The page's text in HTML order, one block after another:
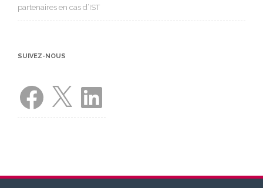
partenaires en cas d’IST
SUIVEZ-NOUS
Facebook LinkedIn